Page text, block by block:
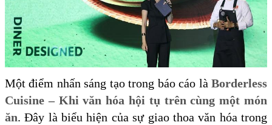
Một điểm nhấn sáng tạo trong báo cáo là Borderless
Cuisine – Khi văn hóa hội tụ trên cùng một món
ăn. Đây là biểu hiện của sự giao thoa văn hóa trong